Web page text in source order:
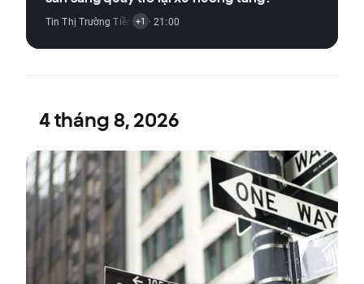
Tin Thị Trường Tiền Điện Tử
+1 · 21:00
4 tháng 8, 2026